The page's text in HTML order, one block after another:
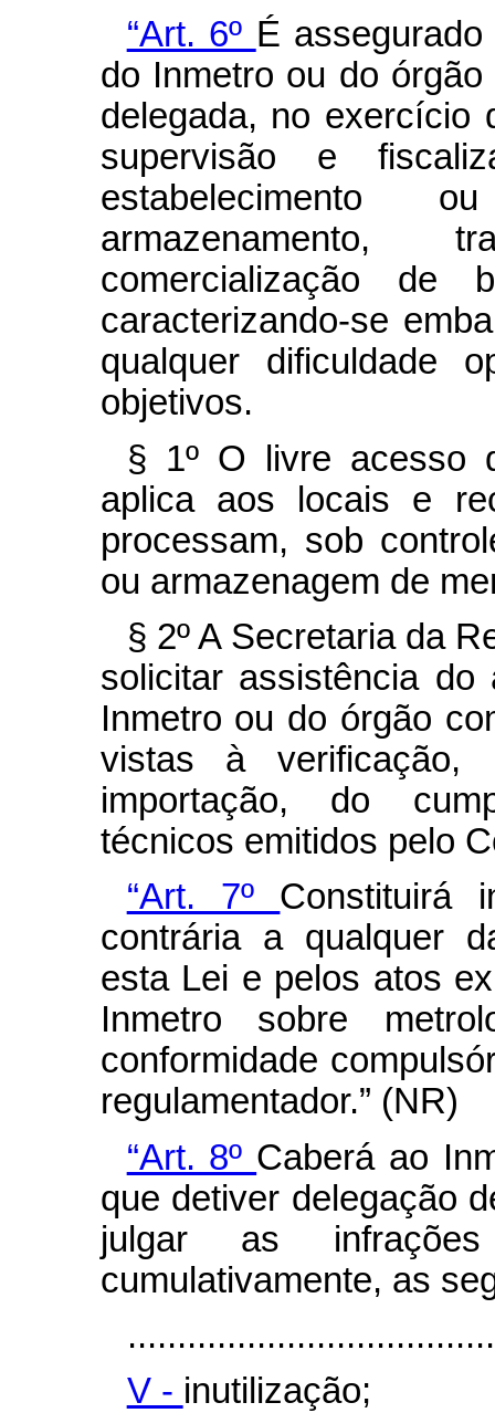
“Art. 6º É
do Inmetro ou do
delegada, no exercício
supervisão e
estabelecimento
armazenamento,
comercialização de
caracterizando-se
qualquer dificuldade
objetivos.
§ 1º O livre
aplica aos locais e
processam, sob
ou armazenagem de
§ 2º A Secretaria da
solicitar assistência do
Inmetro ou do órgão
vistas à verificação,
importação, do
técnicos emitidos pelo
“Art. 7º Constituirá
contrária a qualquer
esta Lei e pelos atos
Inmetro sobre
conformidade
regulamentador.” (NR)
“Art. 8º Caberá ao
que detiver delegação
julgar as
cumulativamente, as
V - inutilização;